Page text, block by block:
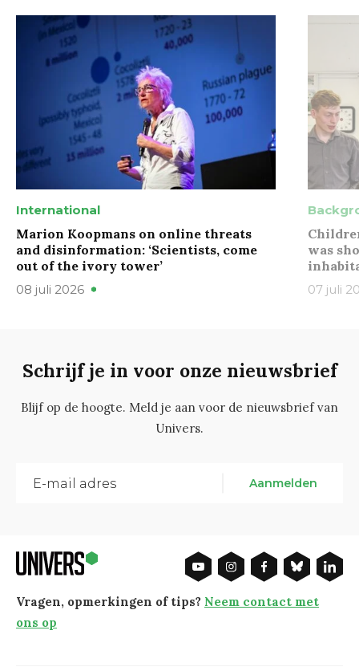
International
Marion Koopmans on online threats
and disinformation: ‘Scientists, come
out of the ivory tower’
08 juli 2026
was
07 juli
Schrijf je in voor onze nieuwsbrief
Blijf op de hoogte. Meld je aan voor de nieuwsbrief van
Univers.
Aanmelden
Vragen, opmerkingen of tips? Neem contact met
ons op